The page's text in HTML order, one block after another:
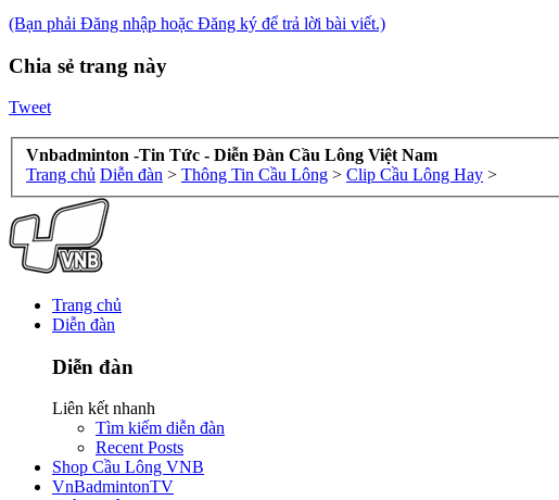
(Bạn phải Đăng nhập hoặc Đăng ký để trả lời bài viết.)
Chia sẻ trang này
Tweet
Vnbadminton -Tin Tức - Diễn Đàn Cầu Lông Việt Nam
Trang chủ Diễn đàn > Thông Tin Cầu Lông > Clip Cầu Lông Hay >
Trang chủ
Diễn đàn
Diễn đàn
Liên kết nhanh
Tìm kiếm diễn đàn
Recent Posts
Shop Cầu Lông VNB
VnBadmintonTV